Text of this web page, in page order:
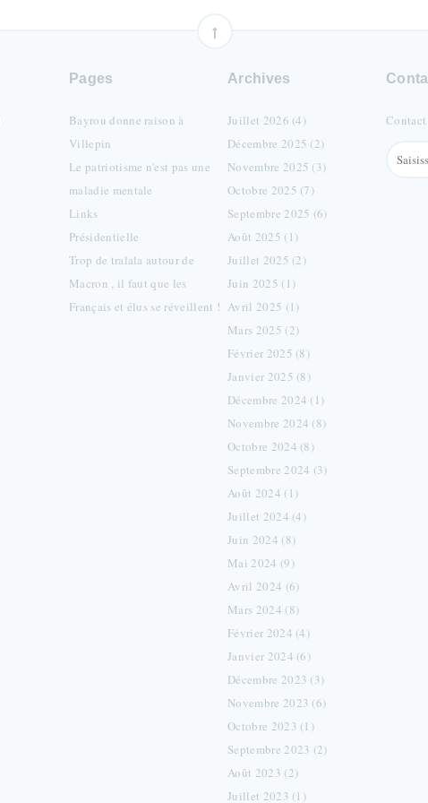
Pages
Bayrou donne raison à
Villepin
Le patriotisme n'est pas une
maladie mentale
Links
Présidentielle
Trop de tralala autour de
Macron , il faut que les
Français et élus se réveillent !
Archives
Juillet 2026 (4)
Décembre 2025 (2)
Novembre 2025 (3)
Octobre 2025 (7)
Septembre 2025 (6)
Août 2025 (1)
Juillet 2025 (2)
Juin 2025 (1)
Avril 2025 (1)
Mars 2025 (2)
Février 2025 (8)
Janvier 2025 (8)
Décembre 2024 (1)
Novembre 2024 (8)
Octobre 2024 (8)
Septembre 2024 (3)
Août 2024 (1)
Juillet 2024 (4)
Juin 2024 (8)
Mai 2024 (9)
Avril 2024 (6)
Mars 2024 (8)
Février 2024 (4)
Janvier 2024 (6)
Décembre 2023 (3)
Novembre 2023 (6)
Octobre 2023 (1)
Septembre 2023 (2)
Août 2023 (2)
Juillet 2023 (1)
Contact